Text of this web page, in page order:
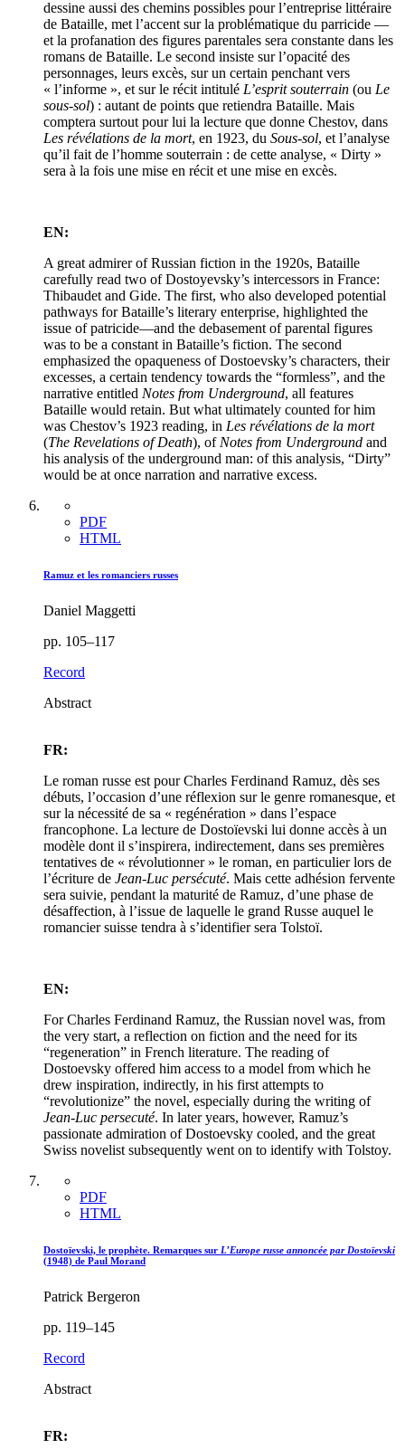
dessine aussi des chemins possibles pour l’entreprise littéraire
de Bataille, met l’accent sur la problématique du parricide —
et la profanation des figures parentales sera constante dans les
romans de Bataille. Le second insiste sur l’opacité des
personnages, leurs excès, sur un certain penchant vers
« l’informe », et sur le récit intitulé L’esprit souterrain (ou Le
sous-sol) : autant de points que retiendra Bataille. Mais
comptera surtout pour lui la lecture que donne Chestov, dans
Les révélations de la mort, en 1923, du Sous-sol, et l’analyse
qu’il fait de l’homme souterrain : de cette analyse, « Dirty »
sera à la fois une mise en récit et une mise en excès.
EN:
A great admirer of Russian fiction in the 1920s, Bataille
carefully read two of Dostoyevsky’s intercessors in France:
Thibaudet and Gide. The first, who also developed potential
pathways for Bataille’s literary enterprise, highlighted the
issue of patricide—and the debasement of parental figures
was to be a constant in Bataille’s fiction. The second
emphasized the opaqueness of Dostoevsky’s characters, their
excesses, a certain tendency towards the “formless”, and the
narrative entitled Notes from Underground, all features
Bataille would retain. But what ultimately counted for him
was Chestov’s 1923 reading, in Les révélations de la mort
(The Revelations of Death), of Notes from Underground and
his analysis of the underground man: of this analysis, “Dirty”
would be at once narration and narrative excess.
PDF
HTML
Ramuz et les romanciers russes
Daniel Maggetti
pp. 105–117
Record
Abstract
FR:
Le roman russe est pour Charles Ferdinand Ramuz, dès ses
débuts, l’occasion d’une réflexion sur le genre romanesque, et
sur la nécessité de sa « regénération » dans l’espace
francophone. La lecture de Dostoïevski lui donne accès à un
modèle dont il s’inspirera, indirectement, dans ses premières
tentatives de « révolutionner » le roman, en particulier lors de
l’écriture de Jean-Luc persécuté. Mais cette adhésion fervente
sera suivie, pendant la maturité de Ramuz, d’une phase de
désaffection, à l’issue de laquelle le grand Russe auquel le
romancier suisse tendra à s’identifier sera Tolstoï.
EN:
For Charles Ferdinand Ramuz, the Russian novel was, from
the very start, a reflection on fiction and the need for its
“regeneration” in French literature. The reading of
Dostoevsky offered him access to a model from which he
drew inspiration, indirectly, in his first attempts to
“revolutionize” the novel, especially during the writing of
Jean-Luc persecuté. In later years, however, Ramuz’s
passionate admiration of Dostoevsky cooled, and the great
Swiss novelist subsequently went on to identify with Tolstoy.
PDF
HTML
Dostoïevski, le prophète. Remarques sur L’Europe russe annoncée par Dostoïevski
(1948) de Paul Morand
Patrick Bergeron
pp. 119–145
Record
Abstract
FR: